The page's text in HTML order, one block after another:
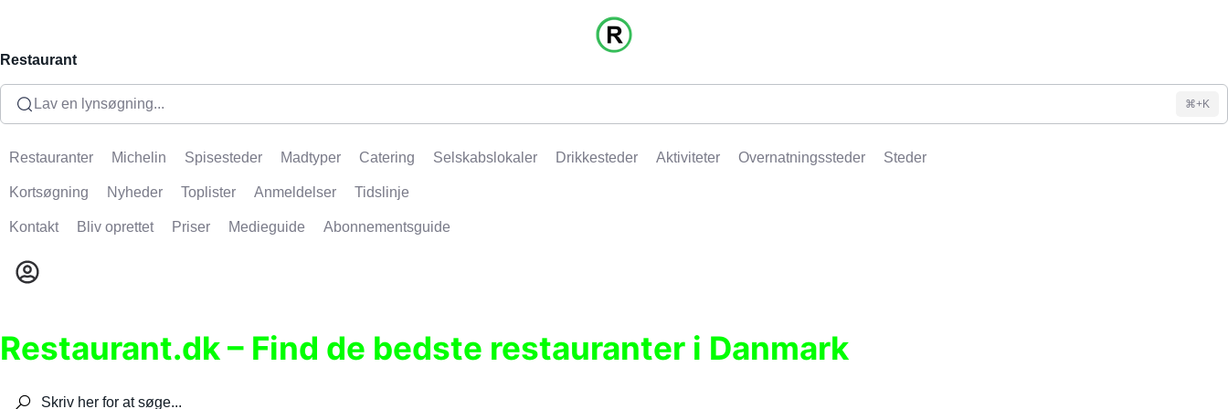
Restaurant
Lav en lynsøgning... ⌘+K
Restauranter Michelin Spisesteder Madtyper Catering Selskabslokaler Drikkesteder Aktiviteter Overnatningssteder Steder
Kortsøgning Nyheder Toplister Anmeldelser Tidslinje
Kontakt Bliv oprettet Priser Medieguide Abonnementsguide
Restaurant.dk – Find de bedste restauranter i Danmark